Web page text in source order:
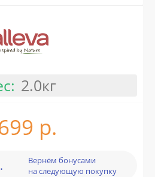
2.0кг
р.
Вернём бонусами
на следующую покупку